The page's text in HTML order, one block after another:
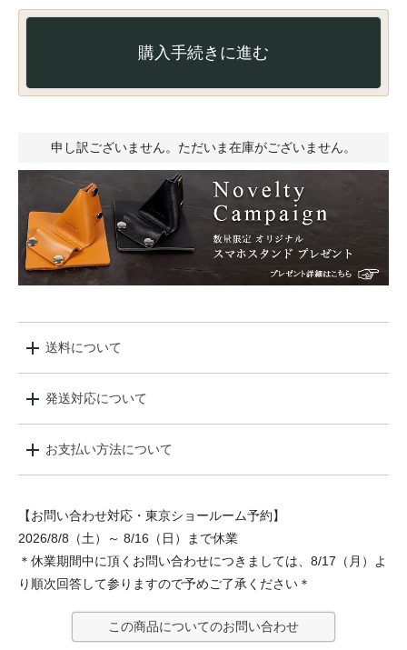
購入手続きに進む
申し訳ございません。ただいま在庫がございません。
送料について
発送対応について
お支払い方法について
【お問い合わせ対応・東京ショールーム予約】
2026/8/8（土）～ 8/16（日）まで休業
＊休業期間中に頂くお問い合わせにつきましては、8/17（月）よ
り順次回答して参りますので予めご了承ください＊
この商品についてのお問い合わせ